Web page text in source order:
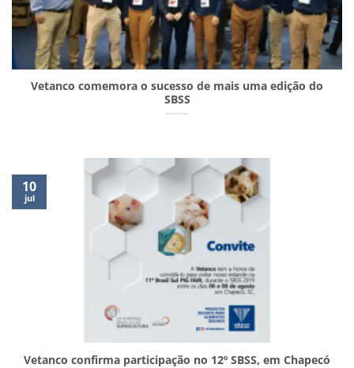
Vetanco comemora o sucesso de mais uma edição do
SBSS
Vetanco confirma participação no 12º SBSS, em Chapecó
10
jul